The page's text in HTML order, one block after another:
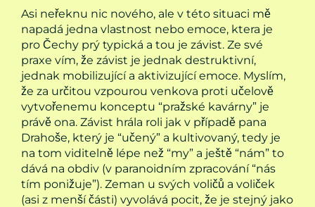
Asi neřeknu nic nového, ale v této situaci mě
napadá jedna vlastnost nebo emoce, ktera je
pro Čechy prý typická a tou je závist. Ze své
praxe vím, že závist je jednak destruktivní,
jednak mobilizující a aktivizující emoce. Myslím,
že za určitou vzpourou venkova proti učelově
vytvořenemu konceptu “pražské kavárny” je
právě ona. Závist hrála roli jak v případě pana
Drahoše, který je “učený” a kultivovaný, tedy je
na tom viditelně lépe než “my” a ještě “nám” to
dává na obdiv (v paranoidním zpracování “nás
tím ponižuje”). Zeman u svých voličů a voliček
(asi z menší části) vyvolává pocit, že je stejný jako